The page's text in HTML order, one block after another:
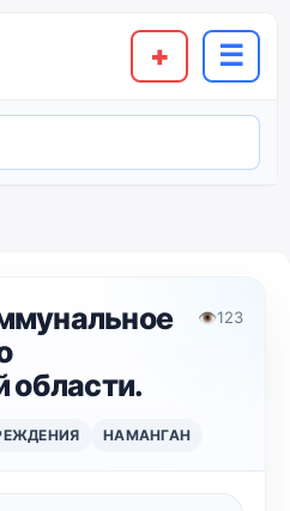
+ ☰
области.
👁123
НАМАНГАН